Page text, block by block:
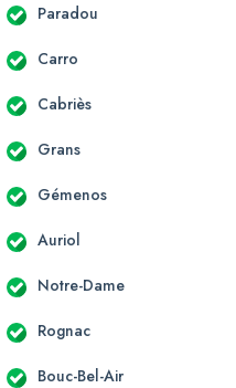
Paradou
Carro
Cabriès
Grans
Gémenos
Auriol
Notre-Dame
Rognac
Bouc-Bel-Air